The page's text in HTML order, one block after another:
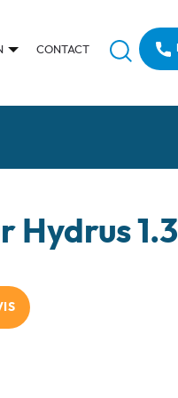
CONTACTRecherche
Hydrus 1.3